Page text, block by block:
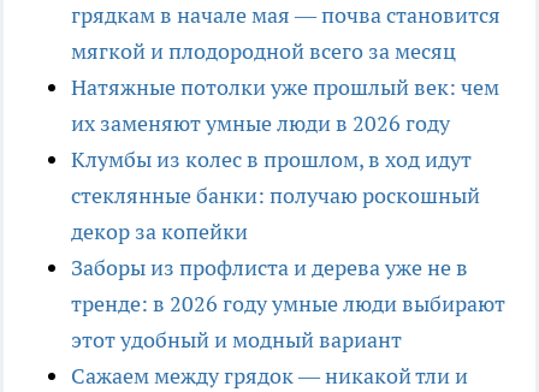
грядкам в начале мая — почва становится
мягкой и плодородной всего за месяц
Натяжные потолки уже прошлый век: чем
их заменяют умные люди в 2026 году
Клумбы из колес в прошлом, в ход идут
стеклянные банки: получаю роскошный
декор за копейки
Заборы из профлиста и дерева уже не в
тренде: в 2026 году умные люди выбирают
этот удобный и модный вариант
Сажаем между грядок — никакой тли и